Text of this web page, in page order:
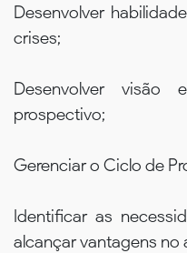
Desenvolver
crises;
Desenvolver visão
prospectivo;
Gerenciar o Ciclo de
Identificar as
alcançar vantagens